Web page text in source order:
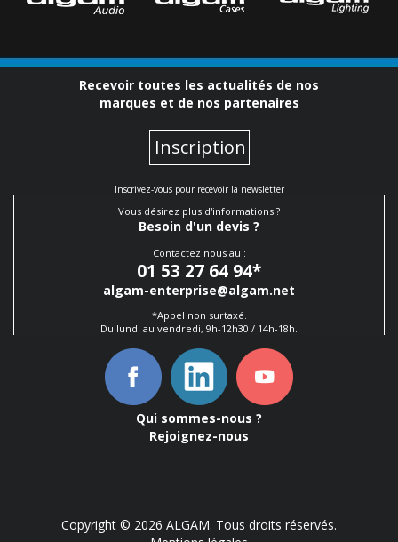
Recevoir toutes les actualités de nos
marques et de nos partenaires
Inscription
Inscrivez-vous pour recevoir la newsletter
Vous désirez plus d'informations ?
Besoin d'un devis ?
Contactez nous au :
01 53 27 64 94*
algam-enterprise@algam.net
*Appel non surtaxé.
Du lundi au vendredi, 9h-12h30 / 14h-18h.
Qui sommes-nous ?
Rejoignez-nous
Copyright © 2026 ALGAM. Tous droits réservés.